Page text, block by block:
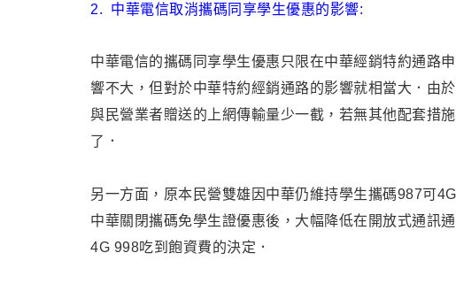
2. 中華電信取消攜碼同享學生優惠的影響:
中華電信的攜碼同享學生優惠只限在中華經銷特約通路
響不大，但對於中華特約經銷通路的影響就相當大．由
與民營業者贈送的上網傳輸量少一截，若無其他配套措
了．
另一方面，原本民營雙雄因中華仍維持學生攜碼987可
中華關閉攜碼免學生證優惠後，大幅降低在開放式通訊
4G 998吃到飽資費的決定．